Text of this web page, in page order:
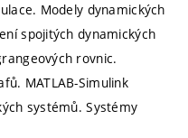
Modely dynamických
spojitých dynamických
rovnic.
MATLAB-Simulink
systémů. Systémy